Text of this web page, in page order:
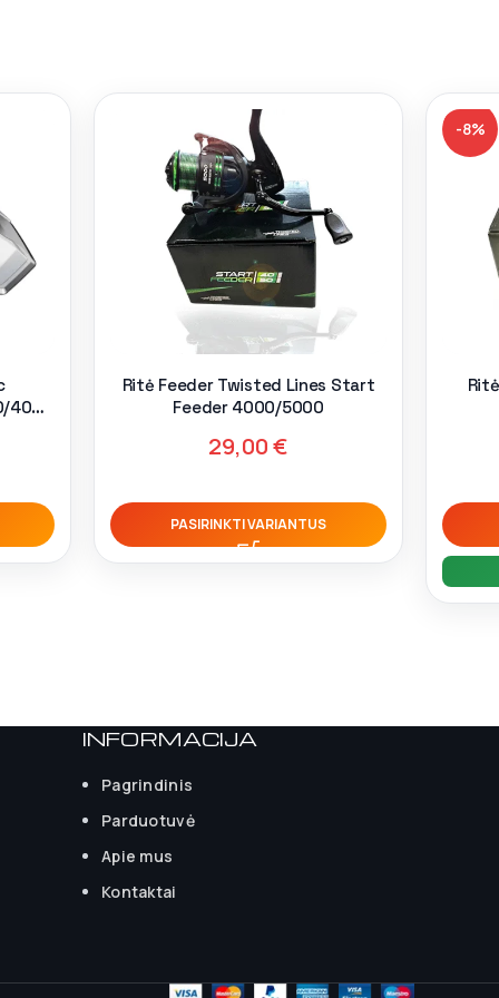
Ritė Feeder Twisted Lines Start
Feeder 4000/5000
29,00€
PASIRINKTI VARIANTUS
-8%
INFORMACIJA
Pagrindinis
Parduotuvė
Apie mus
Kontaktai